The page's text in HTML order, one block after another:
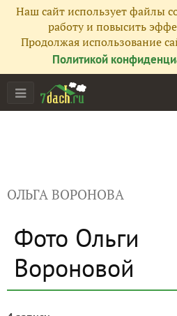
Наш сайт использует файлы
работу и повысить
Продолжая использование
Политикой
ОЛЬГА ВОРОНОВА
Фото Ольги
Вороновой